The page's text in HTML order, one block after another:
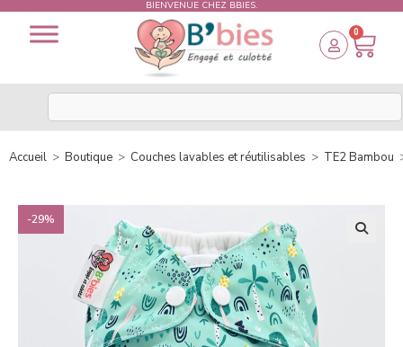
BIENVENUE CHEZ BBIES.
0
Accueil > Boutique > Couches lavables et réutilisables > TE2 Bambou
-29%